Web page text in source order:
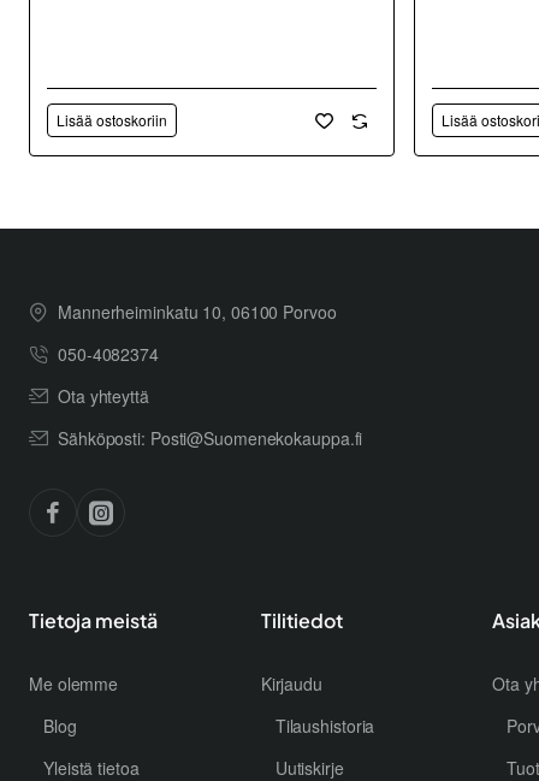
Lisää ostoskoriin Lisää
Mannerheiminkatu 10, 06100 Porvoo
050-4082374
Ota yhteyttä
Sähköposti: Posti@Suomenekokauppa.fi
Tietoja meistä
Me olemme
Blog
Yleistä tietoa
Tilitiedot
Kirjaudu
Tilaushistoria
Uutiskirje
Ota